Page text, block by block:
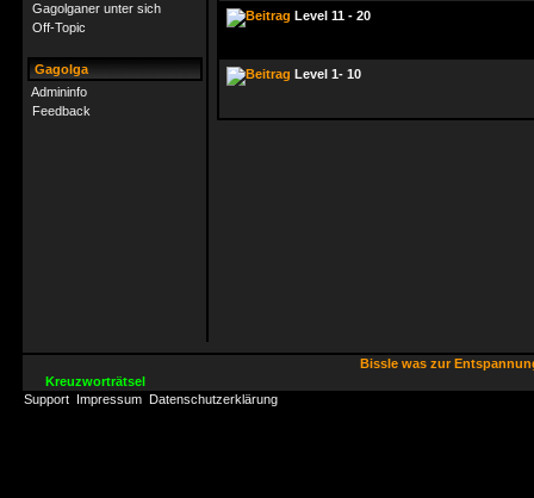
Gagolganer unter sich
Off-Topic
Gagolga
Admininfo
Feedback
Level 11 - 20
Level 1- 10
Bissle was zur
Kreuzworträtsel
Support Impressum Datenschutzerklärung